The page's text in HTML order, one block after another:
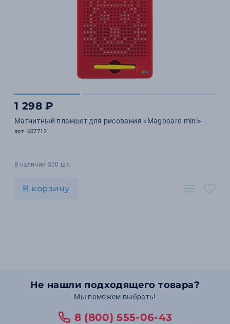
1 298 ₽
Магнитный планшет для рисования «Magboard mini»
арт. 607712
В наличии 500 шт.
В корзину
Не нашли подходящего товара?
Мы поможем выбрать!
8 (800) 555-06-43